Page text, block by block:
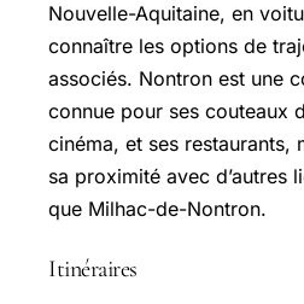
Nouvelle-Aquitaine, en
connaître les options de
associés. Nontron est une
connue pour ses couteaux
cinéma, et ses restaurants,
sa proximité avec d’autres
que Milhac-de-Nontron.
Itinéraires